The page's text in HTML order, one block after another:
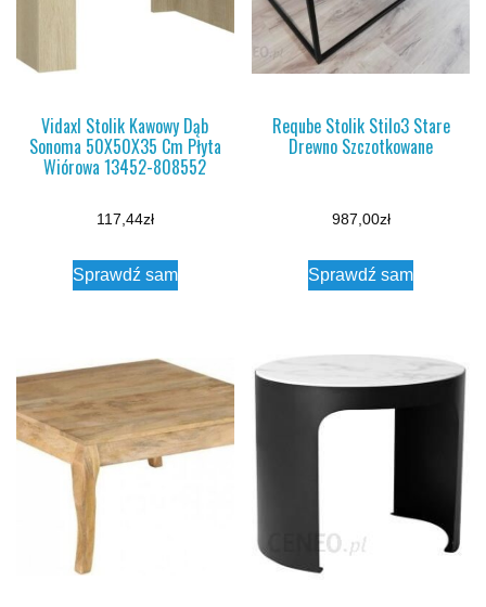
Vidaxl Stolik Kawowy Dąb
Sonoma 50X50X35 Cm Płyta
Wiórowa 13452-808552
117,44zł
Sprawdź sam
Reqube Stolik Stilo3 Stare
Drewno Szczotkowane
987,00zł
Sprawdź sam